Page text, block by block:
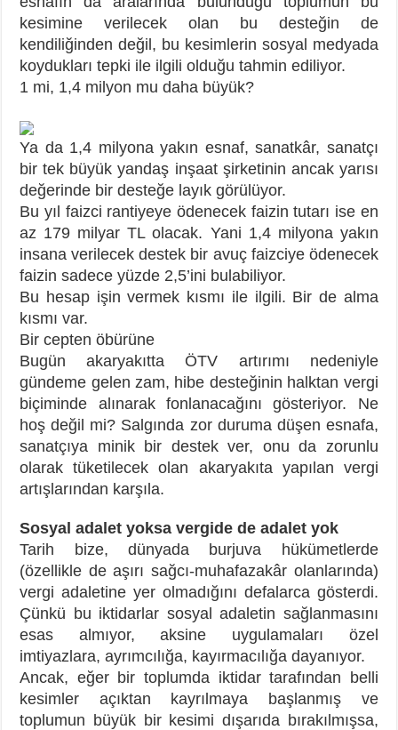
kesimine verilecek olan bu desteğin de
kendiliğinden değil, bu kesimlerin sosyal medyada
koydukları tepki ile ilgili olduğu tahmin ediliyor.
1 mi, 1,4 milyon mu daha büyük?
Ya da 1,4 milyona yakın esnaf, sanatkâr, sanatçı
bir tek büyük yandaş inşaat şirketinin ancak yarısı
değerinde bir desteğe layık görülüyor.
Bu yıl faizci rantiyeye ödenecek faizin tutarı ise en
az 179 milyar TL olacak. Yani 1,4 milyona yakın
insana verilecek destek bir avuç faizciye ödenecek
faizin sadece yüzde 2,5’ini bulabiliyor.
Bu hesap işin vermek kısmı ile ilgili. Bir de alma
kısmı var.
Bir cepten öbürüne
Bugün akaryakıtta ÖTV artırımı nedeniyle
gündeme gelen zam, hibe desteğinin halktan vergi
biçiminde alınarak fonlanacağını gösteriyor. Ne
hoş değil mi? Salgında zor duruma düşen esnafa,
sanatçıya minik bir destek ver, onu da zorunlu
olarak tüketilecek olan akaryakıta yapılan vergi
artışlarından karşıla.
Sosyal adalet yoksa vergide de adalet yok
Tarih bize, dünyada burjuva hükümetlerde
(özellikle de aşırı sağcı-muhafazakâr olanlarında)
vergi adaletine yer olmadığını defalarca gösterdi.
Çünkü bu iktidarlar sosyal adaletin sağlanmasını
esas almıyor, aksine uygulamaları özel
imtiyazlara, ayrımcılığa, kayırmacılığa dayanıyor.
Ancak, eğer bir toplumda iktidar tarafından belli
kesimler açıktan kayrılmaya başlanmış ve
toplumun büyük bir kesimi dışarıda bırakılmışsa,